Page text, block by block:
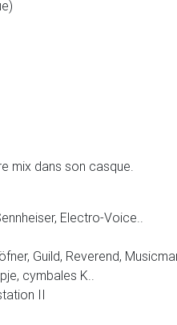
mix dans son casque.
Electro-Voice..
Guild, Reverend,
cymbales K..
II